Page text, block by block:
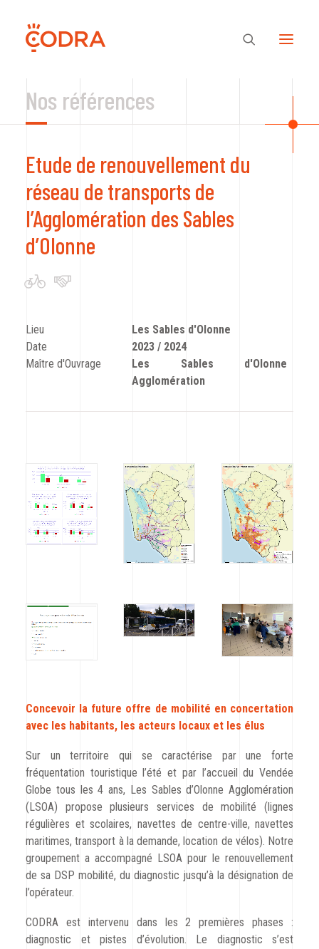
Des valeurs, une équipe
Nos savoir-faire
Notre regard
Nos références
CODRA recrute
Contact
Nos références
Etude de renouvellement du
réseau de transports de
l’Agglomération des Sables
d’Olonne
Lieu
Les Sables d'Olonne
Date
2023 / 2024
Maître d'Ouvrage
Les Sables d'Olonne
Agglomération
Concevoir la future offre de mobilité en concertation
avec les habitants, les acteurs locaux et les élus
Sur un territoire qui se caractérise par une forte
fréquentation touristique l’été et par l’accueil du Vendée
Globe tous les 4 ans, Les Sables d’Olonne Agglomération
(LSOA) propose plusieurs services de mobilité (lignes
régulières et scolaires, navettes de centre-ville, navettes
maritimes, transport à la demande, location de vélos). Notre
groupement a accompagné LSOA pour le renouvellement
de sa DSP mobilité, du diagnostic jusqu’à la désignation de
l’opérateur.
CODRA est intervenu dans les 2 premières phases :
diagnostic et pistes d’évolution. Le diagnostic s’est